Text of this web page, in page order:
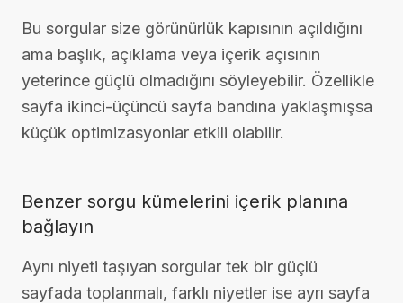
Bu sorgular size görünürlük kapısının açıldığını
ama başlık, açıklama veya içerik açısının
yeterince güçlü olmadığını söyleyebilir. Özellikle
sayfa ikinci-üçüncü sayfa bandına yaklaşmışsa
küçük optimizasyonlar etkili olabilir.
Benzer sorgu kümelerini içerik planına
bağlayın
Aynı niyeti taşıyan sorgular tek bir güçlü
sayfada toplanmalı, farklı niyetler ise ayrı sayfa